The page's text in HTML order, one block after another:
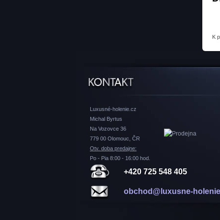
K
Luxusné-holenie.cz
Michal Byrtus
Na Vozovce 36
779 00 Olomouc, ČR
Otv. doba predajne:
Po - Pia 8:00 - 16:00 hod.
+420 725 548 405
obchod@luxusne-